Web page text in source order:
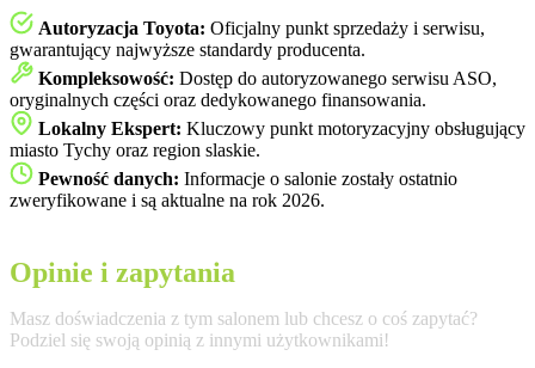
Autoryzacja Toyota: Oficjalny punkt sprzedaży i serwisu,
gwarantujący najwyższe standardy producenta.
Kompleksowość: Dostęp do autoryzowanego serwisu ASO,
oryginalnych części oraz dedykowanego finansowania.
Lokalny Ekspert: Kluczowy punkt motoryzacyjny obsługujący
miasto Tychy oraz region slaskie.
Pewność danych: Informacje o salonie zostały ostatnio
zweryfikowane i są aktualne na rok 2026.
Opinie i zapytania
Masz doświadczenia z tym salonem lub chcesz o coś zapytać?
Podziel się swoją opinią z innymi użytkownikami!